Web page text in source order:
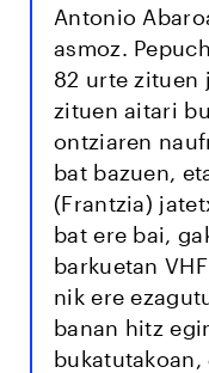
Antonio
asmoz.
82 urte zituen
zituen aitari
ontziaren
bat bazuen,
(Frantzia)
bat ere bai,
barkuetan
nik ere
banan hitz
bukatutakoan,